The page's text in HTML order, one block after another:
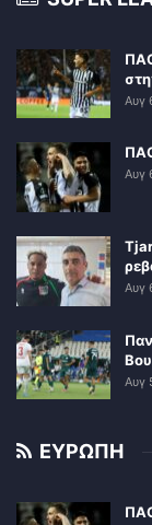
Αυγ
Αυγ
Αυγ
Αυγ
ΕΥΡΩΠΗ